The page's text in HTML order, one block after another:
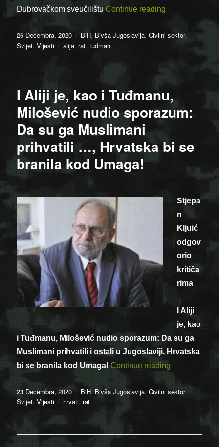
DubrovačkomsveučilištuContinue reading
Posted
on
26 Decembra, 2020 Categories
BiH, Bivša Jugoslavija,Civilni sektor,
Svijet,Vijesti Tags
alija, rat,tuđman
I Aliji je, kao i Tuđmanu,
Milošević nudio sporazum:
Da su ga Muslimani
prihvatili …, Hrvatska bi se
branila kod Umaga!
Stjepa
n
Kljuić
odgov
orio
kritiča
rima
I Aliji
je, kao
i Tuđmanu, Milošević nudio sporazum: Da su ga
Muslimani prihvatili i ostali u Jugoslaviji, Hrvatska
bi se branila kod Umaga! Continue reading
Posted
on
23 Decembra, 2020 Categories
BiH, Bivša Jugoslavija,Civilni sektor,
Svijet,Vijesti Tags
hrvati, rat